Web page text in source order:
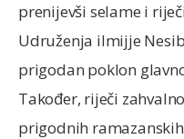
prenijevši selame i
Udruženja ilmijje
prigodan poklon
Također, riječi
prigodnih